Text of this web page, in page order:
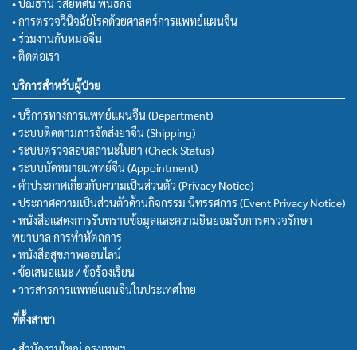
• ปณิธาน วิสัยทัศน์ พันธกิจ
• การตรวจวินิจฉัยโรคด้วยศาสตร์การแพทย์แผนจีน
• ร่วมงานกับหมอจีน
• ติดต่อเรา
บริการสำหรับผู้ป่วย
• บริการทางการแพทย์แผนจีน (Department)
• ระบบติดตามการจัดส่งยาจีน (Shipping)
• ระบบตรวจสอบสถานะใบยา (Check Status)
• ระบบนัดหมายแพทย์จีน (Appointment)
• คำประกาศเกี่ยวกับความเป็นส่วนตัว (Privacy Notice)
• ประกาศความเป็นส่วนตัวด้านกิจกรรม นิทรรศการ (Event Privacy Notice)
• หนังสือแสดงการรับทราบข้อมูลและความยินยอมรับการตรวจรักษา
พยาบาล การทำหัตถการ
• หนังสือสุขภาพออนไลน์
• ข้อเสนอแนะ / ข้อร้องเรียน
• วารสารการแพทย์แผนจีนในประเทศไทย
ที่ตั้งสาขา